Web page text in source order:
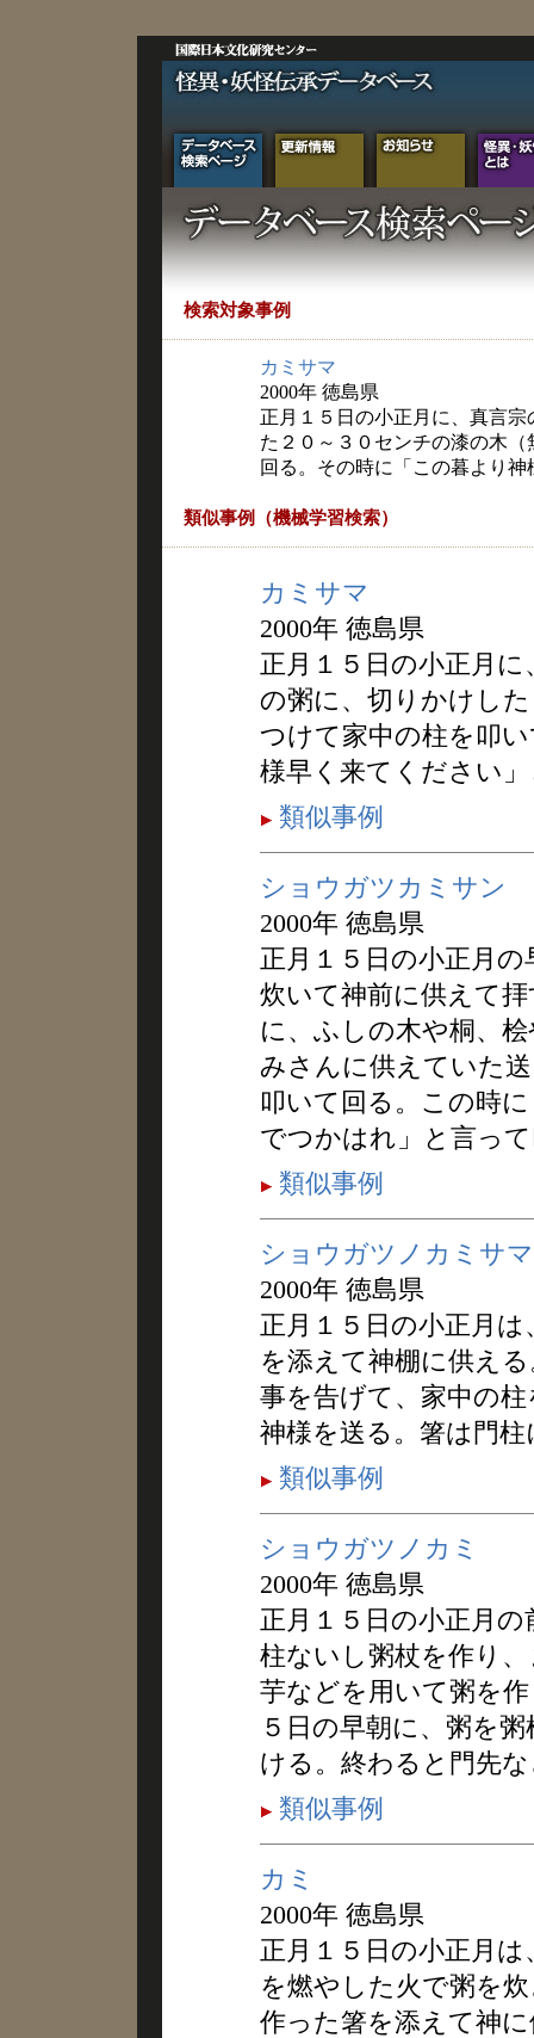
検索対象事例
カミサマ
2000年 徳島県
正月１５日の小正月に、真言
た２０～３０センチの漆の木
回る。その時に「この暮より
類似事例（機械学習検索）
カミサマ
2000年 徳島県
正月１５日の小正月
の粥に、切りかけし
つけて家中の柱を叩
様早く来てください
類似事例
ショウガツカミサン
2000年 徳島県
正月１５日の小正月
炊いて神前に供えて
に、ふしの木や桐、
みさんに供えていた
叩いて回る。この時
でつかはれ」と言っ
類似事例
ショウガツノカミサマ
2000年 徳島県
正月１５日の小正月
を添えて神棚に供え
事を告げて、家中の
神様を送る。箸は門
類似事例
ショウガツノカミ
2000年 徳島県
正月１５日の小正月
柱ないし粥杖を作り
芋などを用いて粥を
５日の早朝に、粥を
ける。終わると門先
類似事例
カミ
2000年 徳島県
正月１５日の小正月
を燃やした火で粥を
作った箸を添えて神